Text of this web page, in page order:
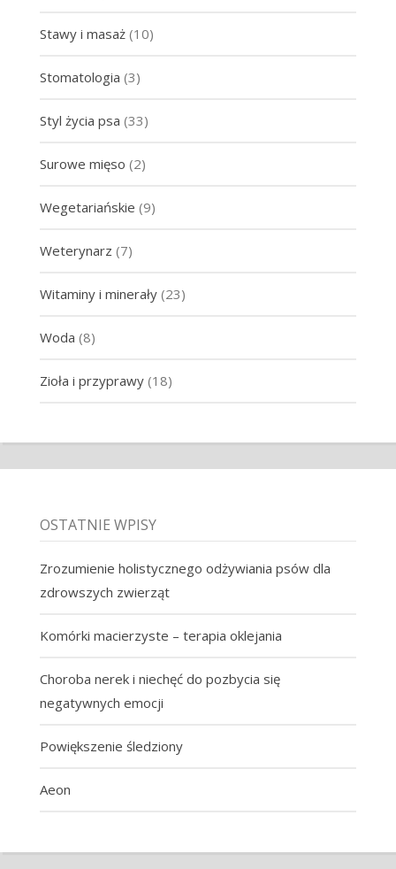
Stawy i masaż(10)
Stomatologia (3)
Styl życia psa (33)
Surowe mięso (2)
Wegetariańskie (9)
Weterynarz (7)
Witaminy i minerały(23)
Woda (8)
Zioła i przyprawy(18)
OSTATNIE WPISY
Zrozumienie holistycznego odżywiania psów dla
zdrowszych zwierząt
Komórki macierzyste – terapia oklejania
Choroba nerek i niechęć do pozbycia się
negatywnych emocji
Powiększenie śledziony
Aeon